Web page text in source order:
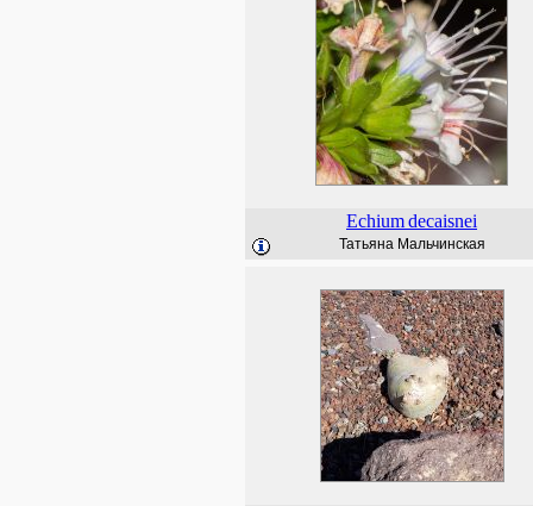
Echiumdecaisnei
Татьяна Мальчинская